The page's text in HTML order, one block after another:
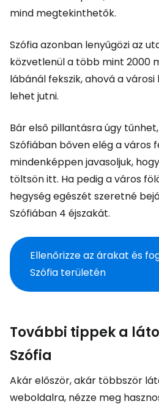
mind megtekinthetők.
Szófia azonban lenyűgözi az
közvetlenül a több mint 2000
lábánál fekszik, ahová a
lehet jutni.
Bár első pillantásra úgy
Szófiában bőven elég a város
mindenképpen javasoljuk,
töltsön itt. Ha pedig a város
hegység egészét szeretné
Szófiában 4 éjszakát.
Ellenőrizze az árakat és
Szófia területén
További tippek a
Szófia
Akár először, akár többször
weboldalra, nézze meg